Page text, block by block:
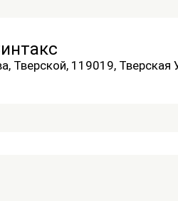
Тверской, 119019, Тверская